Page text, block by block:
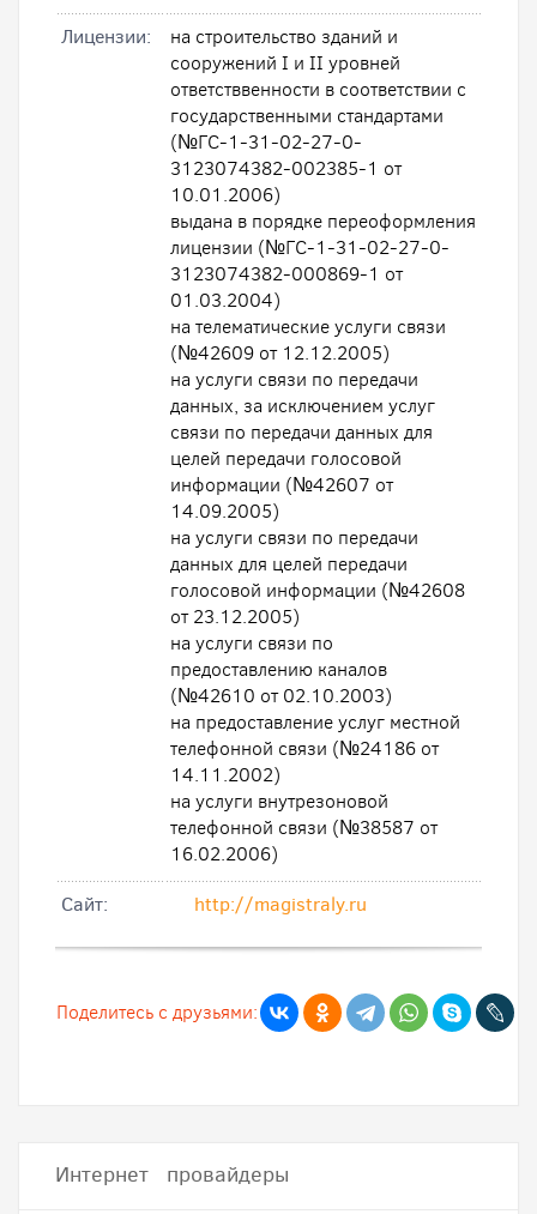
Лицензии:
на строительство зданий и
сооружений I и II уровней
ответстввенности в соответствии с
государственными стандартами
(№ГС-1-31-02-27-0-
3123074382-002385-1 от
10.01.2006)
выдана в порядке переоформления
лицензии (№ГС-1-31-02-27-0-
3123074382-000869-1 от
01.03.2004)
на телематические услуги связи
(№42609 от 12.12.2005)
на услуги связи по передачи
данных, за исключением услуг
связи по передачи данных для
целей передачи голосовой
информации (№42607 от
14.09.2005)
на услуги связи по передачи
данных для целей передачи
голосовой информации (№42608
от 23.12.2005)
на услуги связи по
предоставлению каналов
(№42610 от 02.10.2003)
на предоставление услуг местной
телефонной связи (№24186 от
14.11.2002)
на услуги внутрезоновой
телефонной связи (№38587 от
16.02.2006)
Cайт:
http://magistraly.ru
Поделитесь с друзьями:
Интернет провайдеры